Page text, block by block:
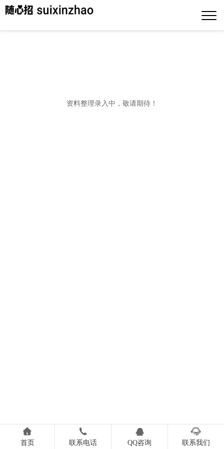
资料整理录入中，敬请期待！

首页

联系电话

QQ咨询

联系我们